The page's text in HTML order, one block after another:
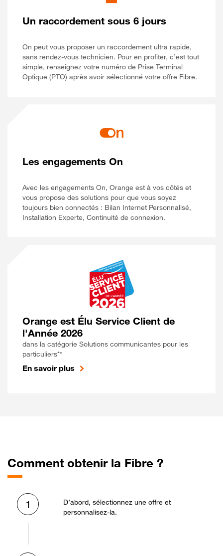
Un raccordement sous 6 jours
On peut vous proposer un raccordement ultra rapide,
sans rendez-vous technicien. Pour en profiter, c’est tout
simple, renseignez votre numéro de Prise Terminal
Optique (PTO) après avoir sélectionné votre offre Fibre.
Les engagements On
Avec les engagements On, Orange est à vos côtés et
vous propose des solutions pour que vous soyez
toujours bien connectés : Bilan Internet Personnalisé,
Installation Experte, Continuité de connexion.
Orange est Élu Service Client de
l'Année 2026
dans la catégorie Solutions communicantes pour les
particuliers**
En savoir plus
Comment obtenir la Fibre ?
1
D’abord, sélectionnez une offre et
personnalisez-la.